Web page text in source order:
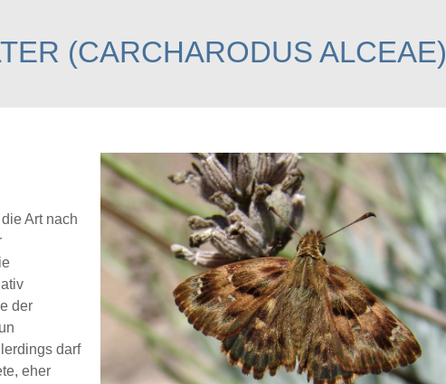
(CARCHARODUS ALCEAE)
Art nach
der
darf
eher